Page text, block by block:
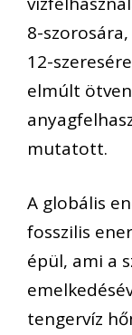
8-
12-
elmúlt
mutatott.
A globális
fosszilis
épül, ami a
tengervíz